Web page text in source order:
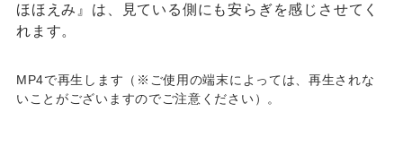
ほほえみ』は、見ている側にも安らぎを感じさせてく
れます。
MP4で再生します（※ご使用の端末によっては、再生されな
いことがございますのでご注意ください）。